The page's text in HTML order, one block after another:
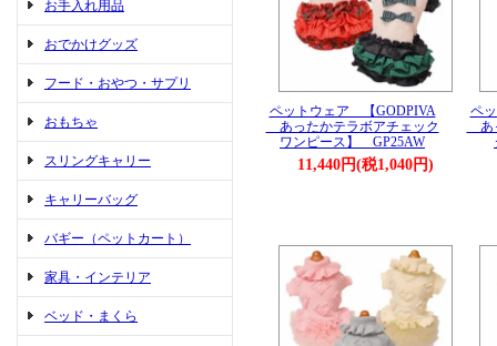
お手入れ用品
おでかけグッズ
フード・おやつ・サプリ
おもちゃ
スリングキャリー
キャリーバッグ
バギー（ペットカート）
家具・インテリア
ベッド・まくら
ペットウェア 【GODPIVA
あったかテラボアチェック
ワンピース】 GP25AW
11,440円(税1,040円)
ペ
あ